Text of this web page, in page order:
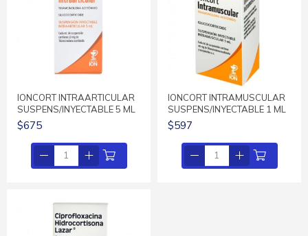
IONCORT INTRAARTICULAR
SUSPENS/INYECTABLE 5 ML
$675
IONCORT INTRAMUSCULAR
SUSPENS/INYECTABLE 1 ML
$597